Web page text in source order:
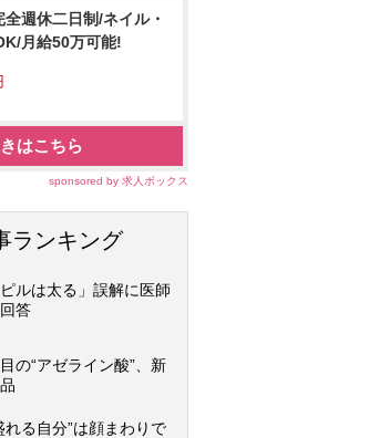
週休二日制/ネイル・
月給50万可能!
はこちら
sponsored by 求人ボックス
ランキング
ピルは太る」誤解に医師
答
の“アゼライン酸”、新
れる自分”は顔まわりで